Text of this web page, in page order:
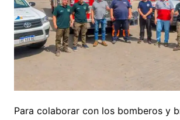
Para colaborar con los bomberos y